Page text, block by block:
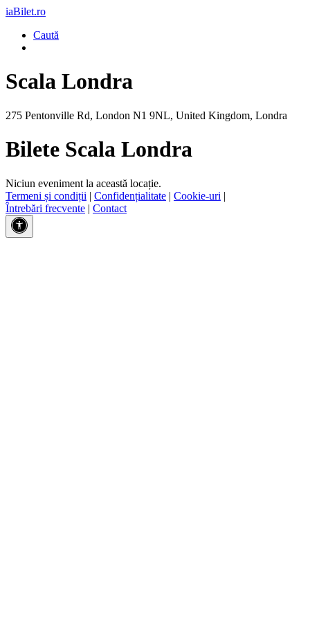
iaBilet.ro
Caută
Scala Londra
275 Pentonville Rd, London N1 9NL, United Kingdom, Londra
Bilete Scala Londra
Niciun eveniment la această locație.
Termeni și condiții | Confidențialitate | Cookie-uri |
Întrebări frecvente | Contact